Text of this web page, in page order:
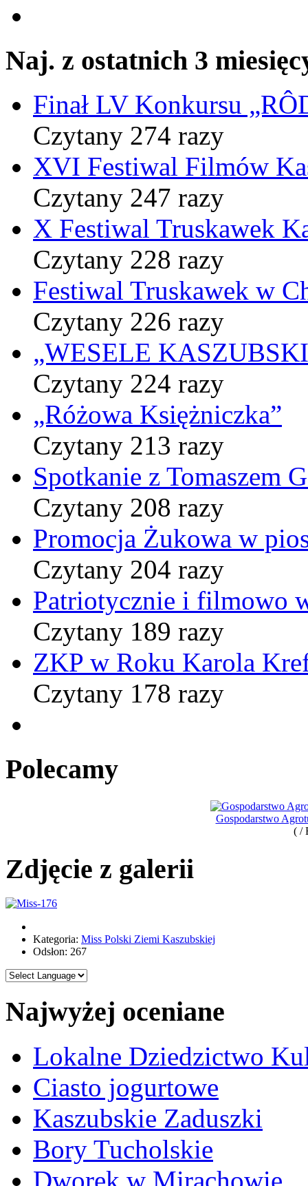
Naj. z ostatnich 3
Finał LV Konkursu
Czytany 274 razy
XVI Festiwal Filmów
Czytany 247 razy
X Festiwal Truskawek
Czytany 228 razy
Festiwal Truskawek w
Czytany 226 razy
„WESELE
Czytany 224 razy
„Różowa Księżniczka”
Czytany 213 razy
Spotkanie z Tomaszem
Czytany 208 razy
Promocja Żukowa w
Czytany 204 razy
Patriotycznie i filmowo
Czytany 189 razy
ZKP w Roku Karola
Czytany 178 razy
Polecamy
Gospodarstwo
( /
Zdjęcie z galerii
Kategoria: Miss Polski Ziemi Kaszubskiej
Odsłon: 267
Najwyżej oceniane
Lokalne Dziedzictwo
Ciasto jogurtowe
Kaszubskie Zaduszki
Bory Tucholskie
Dworek w Mirachowie